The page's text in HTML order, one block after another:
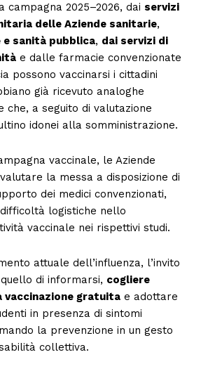
campagna 2025–2026, dai servizi
delle Aziende sanitarie,
e sanità pubblica, dai servizi di
e dalle farmacie convenzionate
possono vaccinarsi i cittadini
già ricevuto analoghe
che, a seguito di valutazione
idonei alla somministrazione.
vaccinale, le Aziende
la messa a disposizione di
dei medici convenzionati,
logistiche nello
vaccinale nei rispettivi studi.
attuale dell’influenza, l’invito
di informarsi, cogliere
vaccinazione gratuita e adottare
in presenza di sintomi
la prevenzione in un gesto
collettiva.